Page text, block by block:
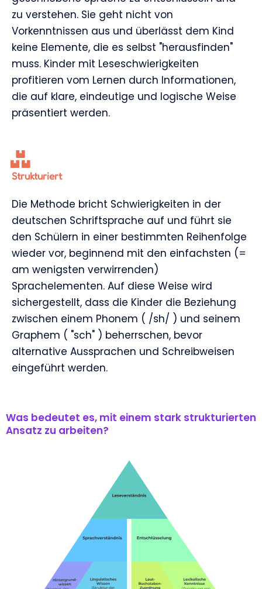
zu verstehen. Sie geht nicht von
Vorkenntnissen aus und überlässt dem Kind
keine Elemente, die es selbst "herausfinden"
muss. Kinder mit Leseschwierigkeiten
profitieren vom Lernen durch Informationen,
die auf klare, eindeutige und logische Weise
präsentiert werden.
Strukturiert
Die Methode bricht Schwierigkeiten in der
deutschen Schriftsprache auf und führt sie
den Schülern in einer bestimmten Reihenfolge
wieder vor, beginnend mit den einfachsten (=
am wenigsten verwirrenden)
Sprachelementen. Auf diese Weise wird
sichergestellt, dass die Kinder die Beziehung
zwischen einem Phonem ( /sh/ ) und seinem
Graphem ( "sch" ) beherrschen, bevor
alternative Aussprachen und Schreibweisen
eingeführt werden.
Was bedeutet es, mit einem stark strukturierten
Ansatz zu arbeiten?